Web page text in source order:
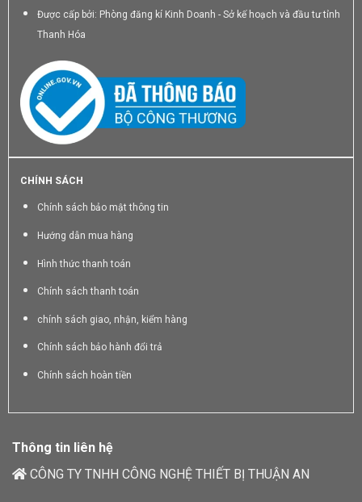
Được cấp bởi: Phòng đăng kí Kinh Doanh - Sở kế hoạch và đầu tư tỉnh
Thanh Hóa
CHÍNH SÁCH
Chính sách bảo mật thông tin
Hướng dẫn mua hàng
Hình thức thanh toán
Chính sách thanh toán
chính sách giao, nhận, kiểm hàng
Chính sách bảo hành đổi trả
Chính sách hoàn tiền
Thông tin liên hệ
CÔNG TY TNHH CÔNG NGHỆ THIẾT BỊ THUẬN AN